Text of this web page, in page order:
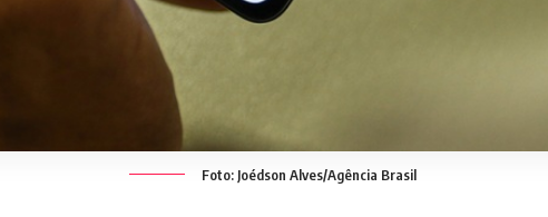
Foto: Joédson Alves/Agência Brasil